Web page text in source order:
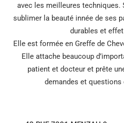
avec les meilleures techniques.
sublimer la beauté innée de ses
durables et
Elle est formée en Greffe de
Elle attache beaucoup
patient et docteur et prête
demandes et questions